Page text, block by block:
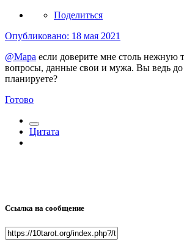
Поделиться
Опубликовано: 18 мая 2021
@Мара если доверите мне столь нежную
вопросы, данные свои и мужа. Вы ведь до
планируете?
Готово
Цитата
Ссылка на сообщение